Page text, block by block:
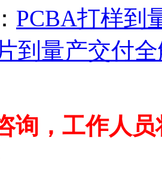
PCBA打样到
到量产交付
询，工作人